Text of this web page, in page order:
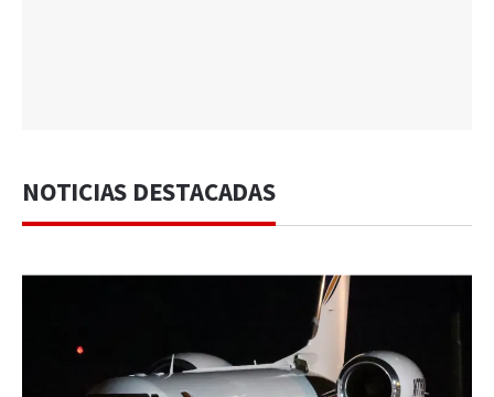
NOTICIAS DESTACADAS